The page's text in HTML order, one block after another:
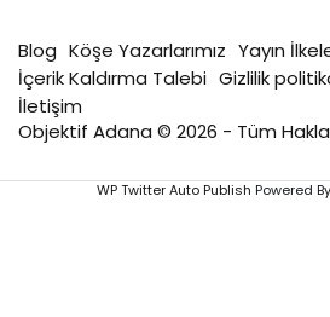
Blog Köşe Yazarlarımız Yayın
İçerik Kaldırma Talebi Gizlilik
İletişim
Objektif Adana © 2026 - Tüm
WP Twitter Auto Publish Powered